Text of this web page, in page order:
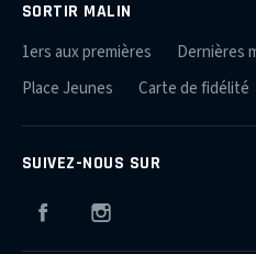
SORTIR MALIN
1ers aux premières Dernières
Place Jeunes
Carte de fidélité
SUIVEZ-NOUS SUR
Facebook